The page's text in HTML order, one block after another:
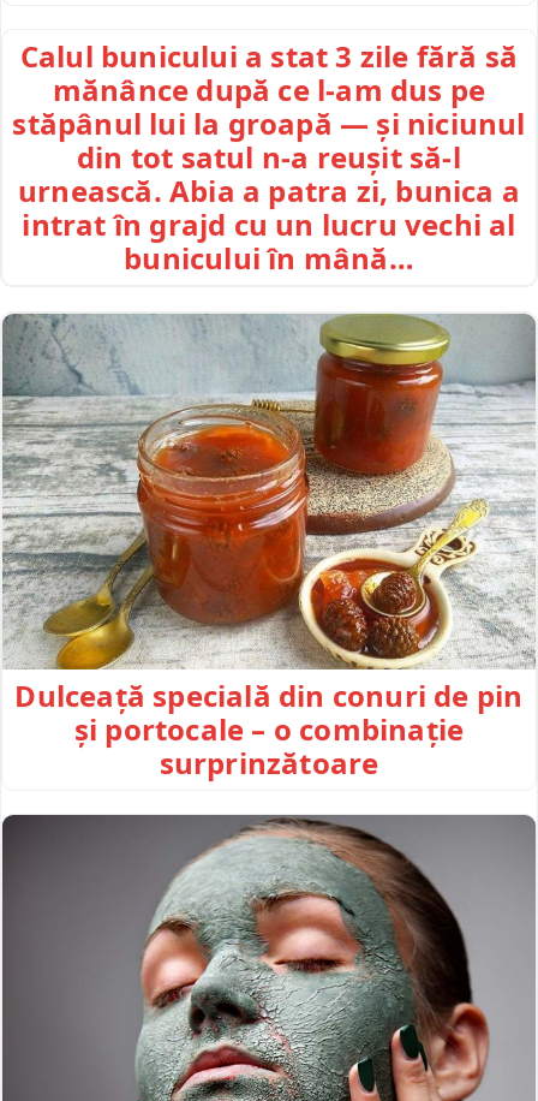
Calul bunicului a stat 3 zile fără să
mănânce după ce l-am dus pe
stăpânul lui la groapă — și niciunul
din tot satul n-a reușit să-l
urnească. Abia a patra zi, bunica a
intrat în grajd cu un lucru vechi al
bunicului în mână…
Dulceață specială din conuri de pin
și portocale – o combinație
surprinzătoare